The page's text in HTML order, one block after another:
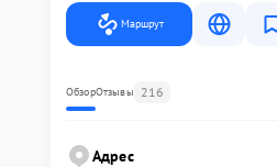
Маршрут
ОбзорОтзывы 216
Адрес